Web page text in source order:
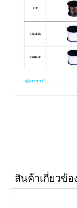
สินค้าเกี่ยวข้อ